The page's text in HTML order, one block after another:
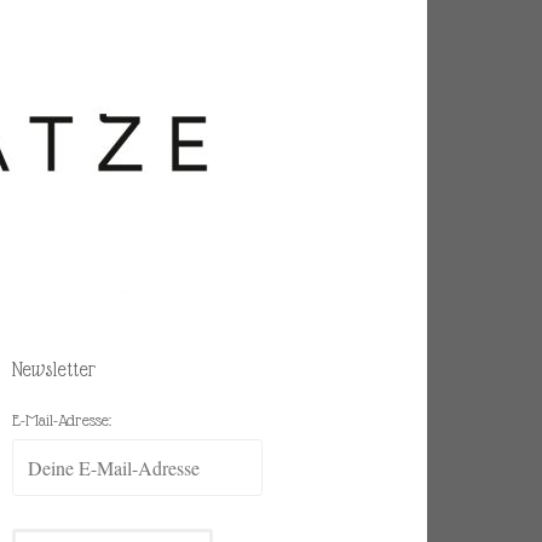
Newsletter
E-Mail-Adresse: